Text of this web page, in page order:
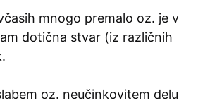
mnogo premalo oz. je v
dotična stvar (iz različnih
oz. neučinkovitem delu